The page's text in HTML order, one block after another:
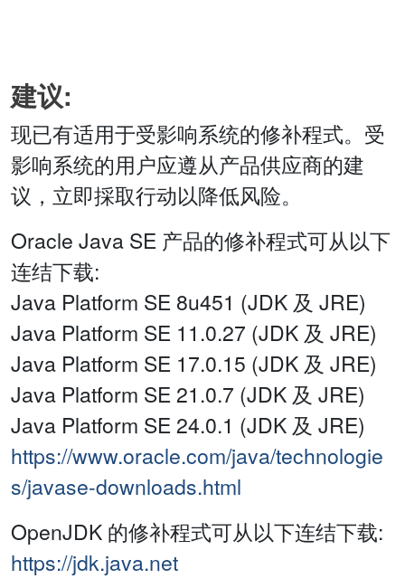
建议:
现已有适用于受影响系统的修补程式。受
影响系统的用户应遵从产品供应商的建
议，立即採取行动以降低风险。
Oracle Java SE 产品的修补程式可从以下
连结下载:
Java Platform SE 8u451 (JDK 及 JRE)
Java Platform SE 11.0.27 (JDK 及 JRE)
Java Platform SE 17.0.15 (JDK 及 JRE)
Java Platform SE 21.0.7 (JDK 及 JRE)
Java Platform SE 24.0.1 (JDK 及 JRE)
https://www.oracle.com/java/technologie
s/javase-downloads.html
OpenJDK 的修补程式可从以下连结下载:
https://jdk.java.net